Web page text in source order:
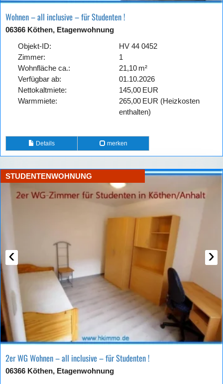
Wohnen – all inclusive – für Studenten !
06366 Köthen, Etagenwohnung
Objekt-ID:
HV 44 0452
Zimmer:
1
Wohnfläche ca.:
21,10 m²
Verfügbar ab:
01.10.2026
Nettokaltmiete:
145,00 EUR
Warmmiete:
265,00 EUR (Heizkosten
enthalten)
Details merken
‹ ›
STUDENTENWOHNUNG
2er WG Wohnen – all inclusive – für Studenten !
06366 Köthen, Etagenwohnung